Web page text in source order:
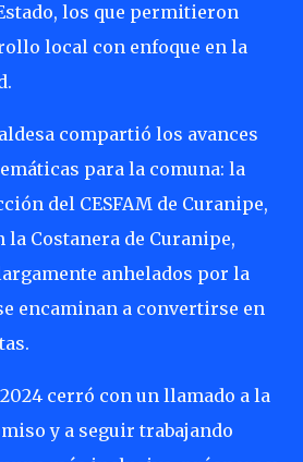
los que permitieron
local con enfoque en la
compartió los avances
para la comuna: la
del CESFAM de Curanipe,
la Costanera de Curanipe,
anhelados por la
encaminan a convertirse en
cerró con un llamado a la
y a seguir trabajando